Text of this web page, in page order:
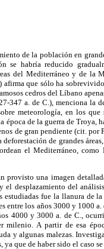
de la población en
se habría reducido
del Mediterráneo y de la
que sólo ha
cedros del Líbano
347 a. de C.), menciona la
meteorología, en los
época de la guerra de Troya,
de gran pendiente (cit. por
de grandes
el Mediterráneo,
provisto una imagen
desplazamiento del
fue la llanura de
entre los años 3000 y 1000
4000 y 3000 a. de C.,
A partir de esa
y algunas malezas.
que de haber sido el caso